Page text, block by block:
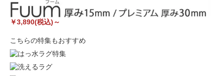
￥3,890(税込)～
こちらの特集もおすすめ